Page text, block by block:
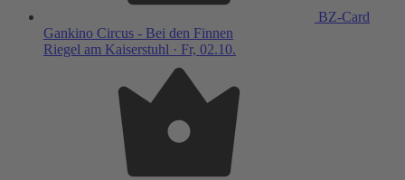
BZ-Card
Gankino Circus - Bei den Finnen
Riegel am Kaiserstuhl · Fr, 02.10.